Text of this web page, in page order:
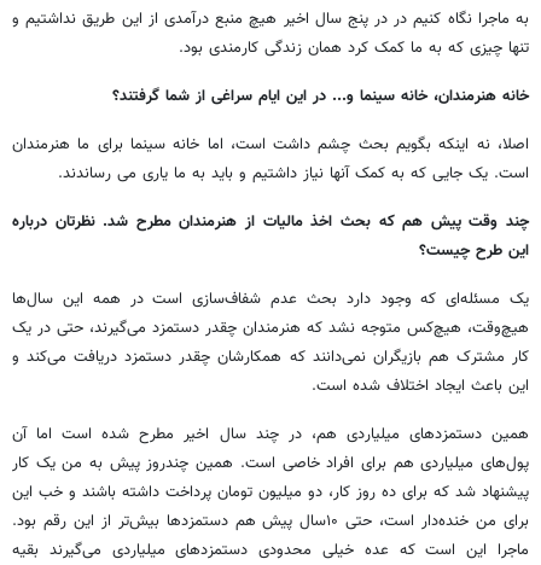
به ماجرا نگاه کنیم در در پنج سال اخیر هیچ منبع درآمدی از این طریق نداشتیم و
تنها چیزی که به ما کمک کرد همان زندگی کارمندی بود.
خانه هنرمندان، خانه سینما و... در این ایام سراغی از شما گرفتند؟
اصلا، نه اینکه بگویم بحث چشم داشت است، اما خانه سینما برای ما هنرمندان
است. یک جایی که به کمک آنها نیاز داشتیم و باید به ما یاری می رساندند.
چند وقت پیش هم که بحث اخذ مالیات از هنرمندان مطرح شد. نظرتان درباره
این طرح چیست؟
یک مسئله‌ای که وجود دارد بحث عدم شفاف‌سازی است در همه این سال‌ها
هیچ‌وقت، هیچ‌کس متوجه نشد که هنرمندان چقدر دستمزد می‌گیرند، حتی در یک
کار مشترک هم بازیگران نمی‌دانند که همکارشان چقدر دستمزد دریافت می‌کند و
این باعث ایجاد اختلاف شده است.
همین دستمزدهای میلیاردی هم، در چند سال اخیر مطرح شده است اما آن
پول‌های میلیاردی هم برای افراد خاصی است. همین چندروز پیش به من یک کار
پیشنهاد شد که برای ده روز کار، دو میلیون تومان پرداخت داشته‌ باشند و خب این
برای من خنده‌دار است، حتی ۱۰سال پیش هم دستمزدها بیش‌تر از این رقم بود.
ماجرا این است که عده خیلی محدودی دستمزدهای میلیاردی می‌گیرند بقیه